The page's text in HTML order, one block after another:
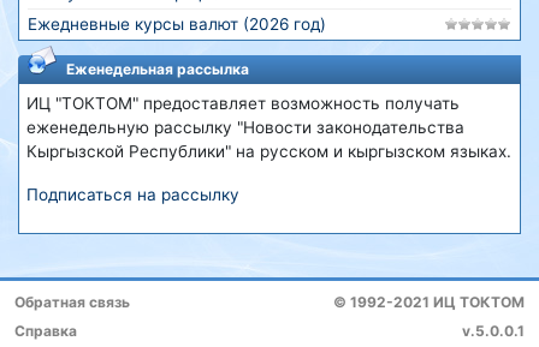
Ежедневные курсы валют (2026 год)
Еженедельная рассылка
ИЦ "ТОКТОМ" предоставляет возможность получать
еженедельную рассылку "Новости законодательства
Кыргызской Республики" на русском и кыргызском языках.
Подписаться на рассылку
© 1992-2021 ИЦ ТОКТОМ
v.5.0.0.1
Обратная связь
Справка